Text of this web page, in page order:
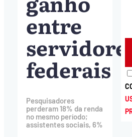
entre
federais
Pesquisadores
perderam 18% da renda
no mesmo período;
assistentes sociais, 6%